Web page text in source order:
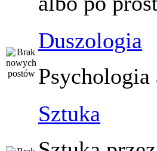
Duszologia
Sztuka